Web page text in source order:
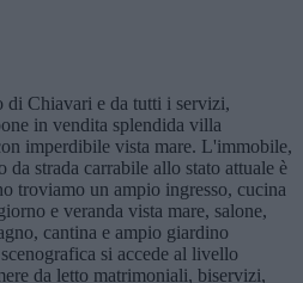
di Chiavari e da tutti i servizi,
in vendita splendida villa
imperdibile vista mare. L'immobile,
strada carrabile allo stato attuale è
troviamo un ampio ingresso, cucina
e veranda vista mare, salone,
cantina e ampio giardino
si accede al livello
da letto matrimoniali, biservizi,